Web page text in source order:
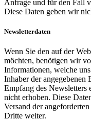
Anfrage und für den Fall
Diese Daten geben wir
Newsletterdaten
Wenn Sie den auf der
möchten, benötigen wir
Informationen, welche
Inhaber der
Empfang des Newsletters
nicht erhoben. Diese
Versand der
Dritte weiter.